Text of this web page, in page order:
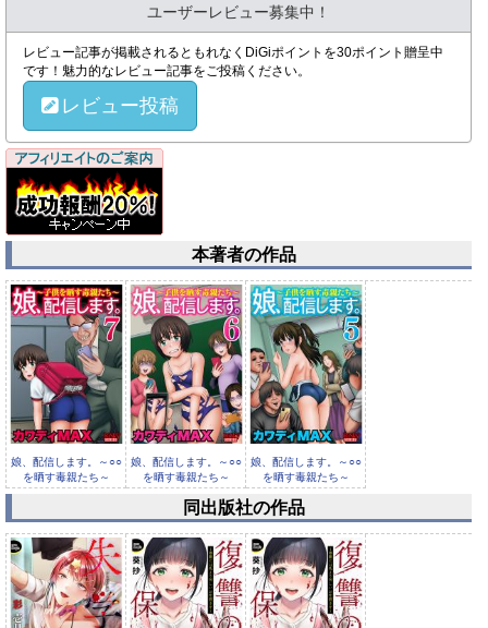
ユーザーレビュー募集中！
レビュー記事が掲載されるともれなくDiGiポイントを30ポイント贈呈中
です！魅力的なレビュー記事をご投稿ください。
レビュー投稿
本著者の作品
娘、配信します。～○○
を晒す毒親たち～
（7）
娘、配信します。～○○
を晒す毒親たち～
（6）
娘、配信します。～○○
を晒す毒親たち～
（5）
同出版社の作品